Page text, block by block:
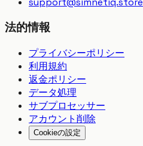
法的情報
プライバシーポリシー
利用規約
返金ポリシー
データ処理
サブプロセッサー
アカウント削除
Cookieの設定